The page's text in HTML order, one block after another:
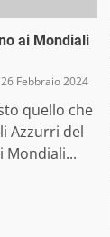
ai Mondiali
26 Febbraio 2024
quello che
Azzurri del
Mondiali...